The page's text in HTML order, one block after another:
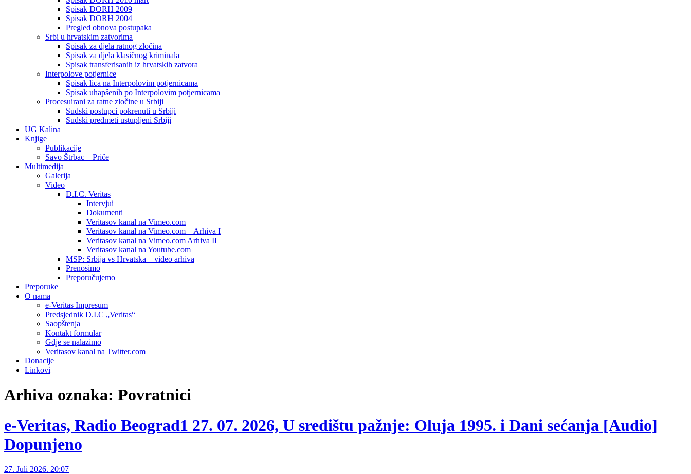
Spisak DORH 2009
Spisak DORH 2004
Pregled obnova postupaka
Srbi u hrvatskim zatvorima
Spisak za djela ratnog zločina
Spisak za djela klasičnog kriminala
Spisak transferisanih iz hrvatskih zatvora
Interpolove potjernice
Spisak lica na Interpolovim potjernicama
Spisak uhapšenih po Interpolovim potjernicama
Procesuirani za ratne zločine u Srbiji
Sudski postupci pokrenuti u Srbiji
Sudski predmeti ustupljeni Srbiji
UG Kalina
Knjige
Publikacije
Savo Štrbac – Priče
Multimedija
Galerija
Video
D.I.C. Veritas
Intervjui
Dokumenti
Veritasov kanal na Vimeo.com
Veritasov kanal na Vimeo.com – Arhiva I
Veritasov kanal na Vimeo.com Arhiva II
Veritasov kanal na Youtube.com
MSP: Srbija vs Hrvatska – video arhiva
Prenosimo
Preporučujemo
Preporuke
O nama
e-Veritas Impresum
Predsjednik D.I.C „Veritas“
Saopštenja
Kontakt formular
Gdje se nalazimo
Veritasov kanal na Twitter.com
Donacije
Linkovi
Arhiva oznaka: Povratnici
е-Veritas, Radio Beograd1 27. 07. 2026, U središtu pažnje: Oluja 1995. i Dani sećanja [Audio]
Dopunjeno
27. Juli 2026. 20:07